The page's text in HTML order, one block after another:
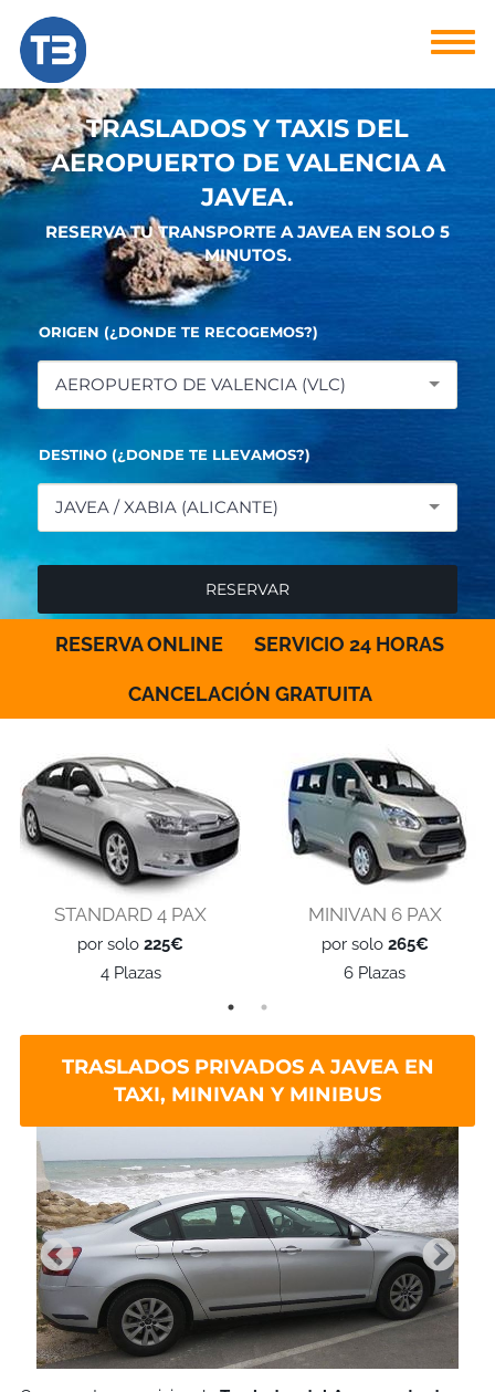
TRASLADOS Y TAXIS DEL
AEROPUERTO DE VALENCIA A
JAVEA.
RESERVA TU TRANSPORTE A JAVEA EN SOLO 5
MINUTOS.
ORIGEN (¿DONDE TE RECOGEMOS?)
AEROPUERTO DE VALENCIA (VLC)
DESTINO (¿DONDE TE LLEVAMOS?)
JAVEA / XABIA (ALICANTE)
RESERVA ONLINE SERVICIO 24 HORAS
CANCELACIÓN GRATUITA
STANDARD 4 PAX
por solo225€
4 Plazas
MINIVAN 6 PAX
por solo 265€
6 Plazas
TRASLADOS PRIVADOS A JAVEA EN
TAXI, MINIVAN Y MINIBUS